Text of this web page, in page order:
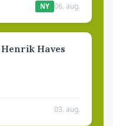
NY 06. aug.
Haves
03. aug.